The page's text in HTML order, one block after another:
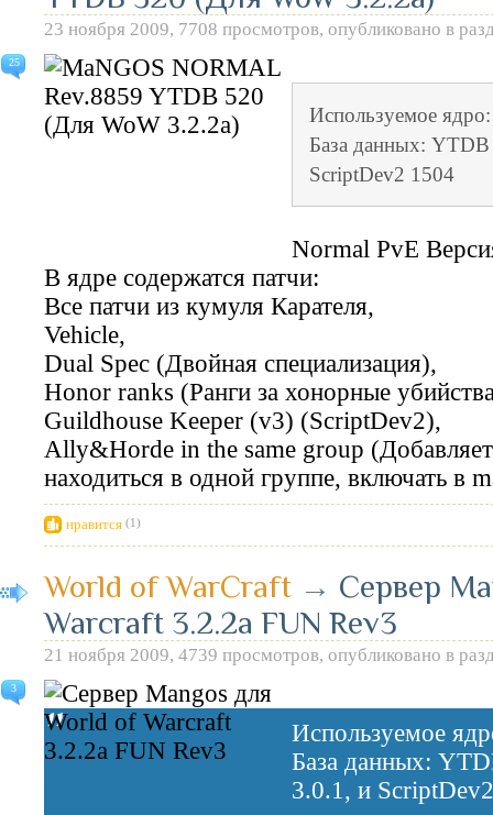
25
23 ноября 2009, 7708 просмотров, опубликовано в
Используемое
База данных:
ScriptDev2 1504
Normal PvE
В ядре содержатся патчи:
Все патчи из кумуля Карателя,
Vehicle,
Dual Spec (Двойная специализация),
Honor ranks (Ранги за хонорные
Guildhouse Keeper (v3) (ScriptDev2),
Ally&Horde in the same group
находиться в одной группе, включать в
нравится (1)
3
World of WarCraft → Сервер
Warcraft 3.2.2a FUN Rev3
21 ноября 2009, 4739 просмотров, опубликовано в
Используемое
База данных:
3.0.1, и